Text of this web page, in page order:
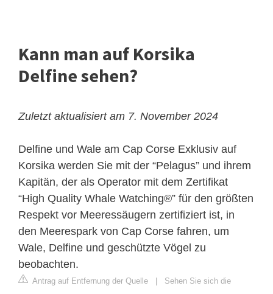
Kann man auf Korsika
Delfine sehen?
Zuletzt aktualisiert am 7. November 2024
Delfine und Wale am Cap Corse Exklusiv auf
Korsika werden Sie mit der “Pelagus” und ihrem
Kapitän, der als Operator mit dem Zertifikat
“High Quality Whale Watching®” für den größten
Respekt vor Meeressäugern zertifiziert ist, in
den Meerespark von Cap Corse fahren, um
Wale, Delfine und geschützte Vögel zu
beobachten.
Antrag auf Entfernung der Quelle
Sehen Sie sich die